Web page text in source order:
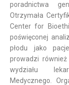
poradnictwa
Otrzymała
Center for
poświęconej
płodu jako
prowadzi
wydziału
Medycznego.